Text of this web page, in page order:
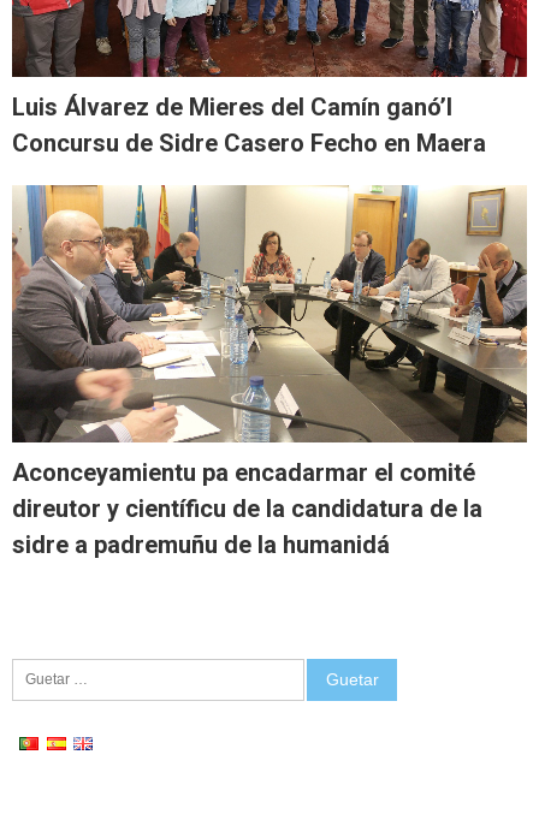
Luis Álvarez de Mieres del Camín ganó’l
Concursu de Sidre Casero Fecho en Maera
Aconceyamientu pa encadarmar el comité
direutor y científicu de la candidatura de la
sidre a padremuñu de la humanidá
Guetar: